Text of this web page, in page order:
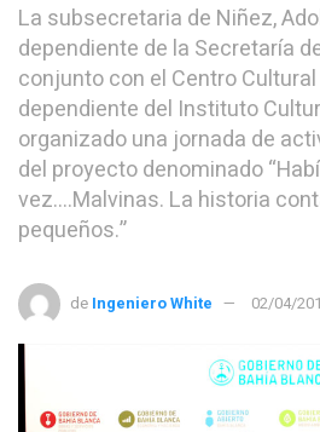
La subsecretaria de Niñez,
dependiente de la Secretaría
conjunto con el Centro
dependiente del Instituto
organizado una jornada de
del proyecto denominado
vez….Malvinas. La historia
pequeños.”
de Ingeniero White 02/04/